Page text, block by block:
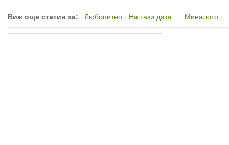
Виж още статии за: Любопитно · На тази дата... · Миналото ·